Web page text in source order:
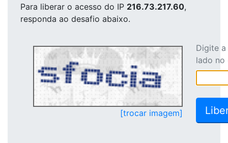
Para liberar o acesso do IP 216.73.217.60,
responda ao desafio abaixo.
[trocar imagem]
Digite
lado no